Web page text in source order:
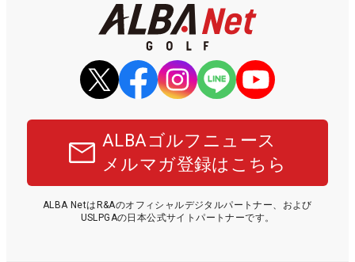
ALBAゴルフニュース
メルマガ登録はこちら
ALBA NetはR&Aのオフィシャルデジタルパートナー、および
USLPGAの日本公式サイトパートナーです。